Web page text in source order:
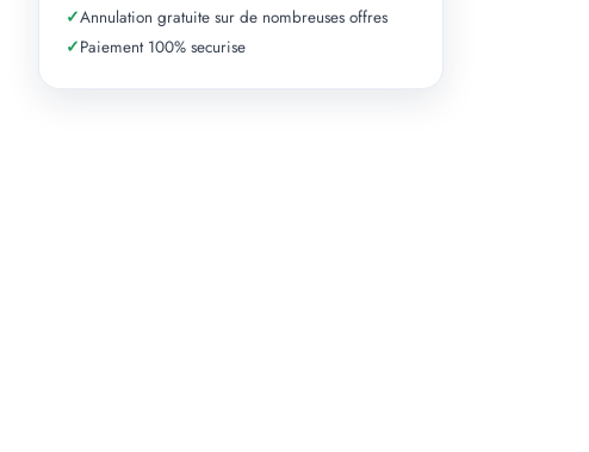
✓Annulation gratuite sur de nombreuses offres
✓Paiement 100% securise